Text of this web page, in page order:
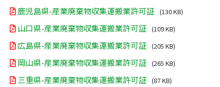
鹿児島県-産業廃棄物収集運搬業許可証 (130 KB)
山口県-産業廃棄物収集運搬業許可証 (109 KB)
広島県-産業廃棄物収集運搬業許可証 (205 KB)
岡山県-産業廃棄物収集運搬業許可証 (265 KB)
三重県-産業廃棄物収集運搬業許可証 (87 KB)